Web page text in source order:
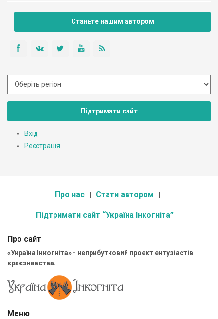
Станьте нашим автором
Підтримати сайт
Вхід
Реєстрація
Про нас Стати автором
Підтримати сайт “Україна Інкогніта”
Про сайт
«Україна Інкогніта» - неприбутковий проект ентузіастів
краєзнавства.
Меню